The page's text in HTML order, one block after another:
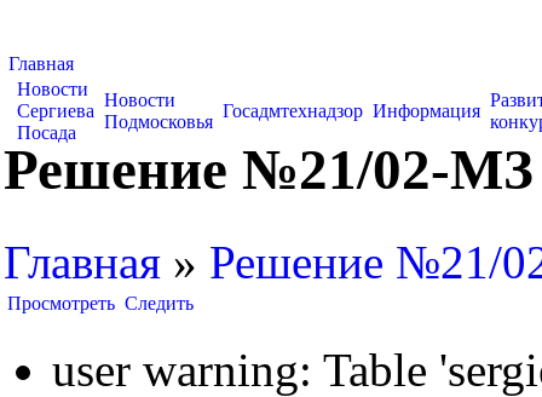
Главная
Новости
Сергиева
Посада
Новости
Подмосковья
Госадмтехнадзор Информация
Решение №21/02-МЗ
Главная » Решение №21/
Просмотреть Следить
user warning: Table